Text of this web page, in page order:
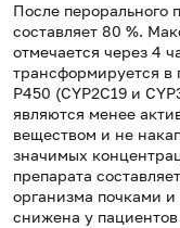
После перорального
составляет 80 %.
отмечается через 4
трансформируется в
Р450 (CYP2C19 и
являются менее
веществом и не
значимых
препарата
организма почками
снижена у